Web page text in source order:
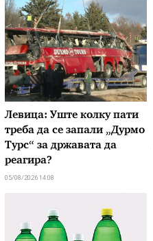
Левица: Уште колку пати
треба да се запали „Дурмо
Турс“ за државата да
реагира?
05/08/2026 14:08